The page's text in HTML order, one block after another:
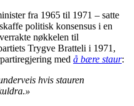
fra 1965 til 1971 – satte
politisk konsensus i en
nøkkelen til
Trygve Bratteli i 1971,
med å bære staur:
hvis stauren